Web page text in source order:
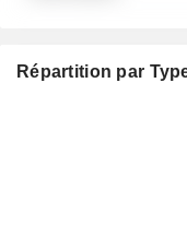
Répartition par